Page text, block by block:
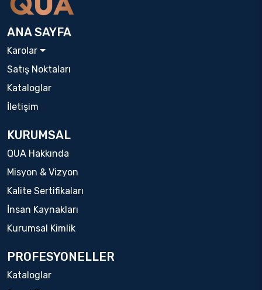
ANA SAYFA
Karolar
Satış Noktaları
Kataloglar
İletişim
KURUMSAL
QUA Hakkında
Misyon & Vizyon
Kalite Sertifikaları
İnsan Kaynakları
Kurumsal Kimlik
PROFESYONELLER
Kataloglar